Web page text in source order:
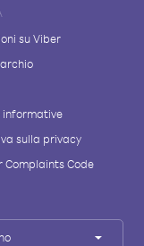
su Viber
informative
sulla privacy
Complaints Code